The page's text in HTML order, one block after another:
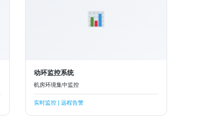
动环监控系统
机房环境集中监控
实时监控 | 远程告警